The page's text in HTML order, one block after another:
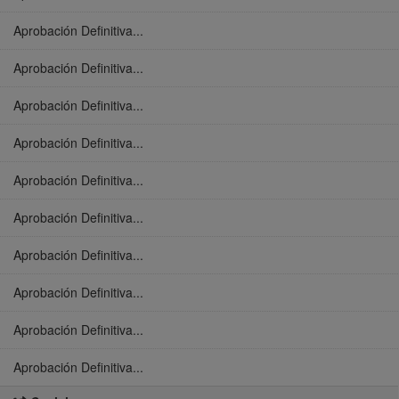
Aprobación Definitiva...
Aprobación Definitiva...
Aprobación Definitiva...
Aprobación Definitiva...
Aprobación Definitiva...
Aprobación Definitiva...
Aprobación Definitiva...
Aprobación Definitiva...
Aprobación Definitiva...
Aprobación Definitiva...